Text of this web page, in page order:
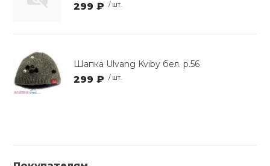
299 ₽ / шт.
Шапка Ulvang Kviby бел. р.56
299 ₽ / шт.